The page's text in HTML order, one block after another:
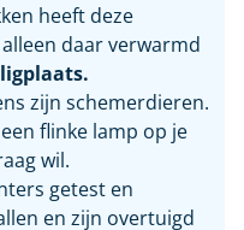
heeft deze
daar verwarmd
zijn schemerdieren.
flinke lamp op je
wil.
getest en
en zijn overtuigd